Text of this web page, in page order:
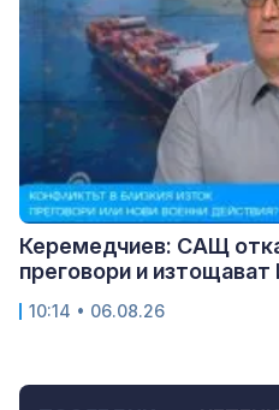
Керемедчиев: САЩ
преговори и изтощават
10:14 • 06.08.26